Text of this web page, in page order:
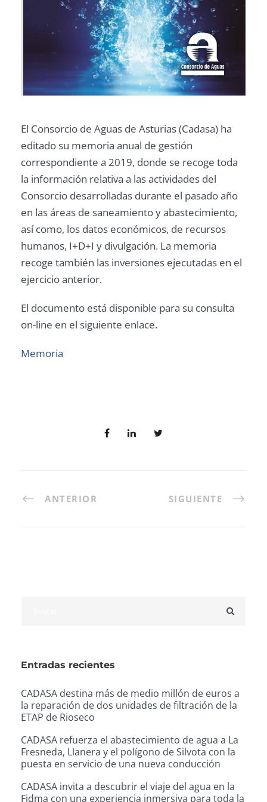
El Consorcio de Aguas de Asturias (Cadasa) ha
editado su memoria anual de gestión
correspondiente a 2019, donde se recoge toda
la información relativa a las actividades del
Consorcio desarrolladas durante el pasado año
en las áreas de saneamiento y abastecimiento,
así como, los datos económicos, de recursos
humanos, I+D+I y divulgación. La memoria
recoge también las inversiones ejecutadas en el
ejercicio anterior.
El documento está disponible para su consulta
on-line en el siguiente enlace.
Memoria
ANTERIOR SIGUIENTE
Entradas recientes
CADASA destina más de medio millón de euros a
la reparación de dos unidades de filtración de la
ETAP de Rioseco
CADASA refuerza el abastecimiento de agua a La
Fresneda, Llanera y el polígono de Silvota con la
puesta en servicio de una nueva conducción
CADASA invita a descubrir el viaje del agua en la
Fidma con una experiencia inmersiva para toda la